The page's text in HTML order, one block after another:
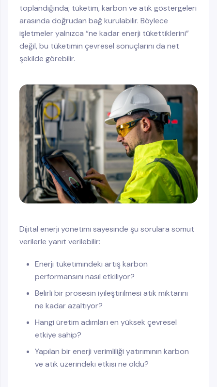
toplandığında; tüketim, karbon ve atık göstergeleri
arasında doğrudan bağ kurulabilir. Böylece
işletmeler yalnızca “ne kadar enerji tükettiklerini”
değil, bu tüketimin çevresel sonuçlarını da net
şekilde görebilir.
Dijital enerji yönetimi sayesinde şu sorulara somut
verilerle yanıt verilebilir:
Enerji tüketimindeki artış karbon
performansını nasıl etkiliyor?
Belirli bir prosesin iyileştirilmesi atık miktarını
ne kadar azaltıyor?
Hangi üretim adımları en yüksek çevresel
etkiye sahip?
Yapılan bir enerji verimliliği yatırımının karbon
ve atık üzerindeki etkisi ne oldu?